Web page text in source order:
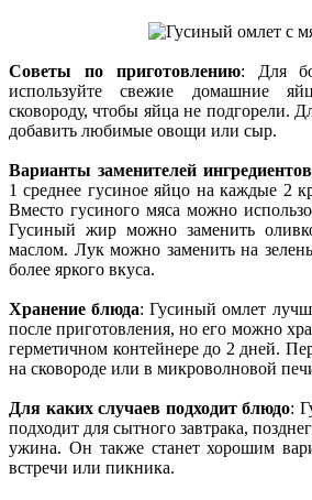
Советы по приготовлению: Для
используйте свежие домашние
сковороду, чтобы яйца не подгорели.
добавить любимые овощи или сыр.
Варианты заменителей ингредиентов
1 среднее гусиное яйцо на каждые 2
Вместо гусиного мяса можно
Гусиный жир можно заменить
маслом. Лук можно заменить на
более яркого вкуса.
Хранение блюда: Гусиный омлет
после приготовления, но его можно
герметичном контейнере до 2 дней.
на сковороде или в микроволновой
Для каких случаев подходит блюдо:
подходит для сытного завтрака,
ужина. Он также станет хорошим
встречи или пикника.